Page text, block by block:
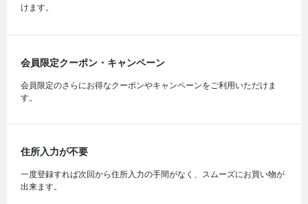
けます。
会員限定クーポン・キャンペーン
会員限定のさらにお得なクーポンやキャンペーンをご利用いただけま
す。
住所入力が不要
一度登録すれば次回から住所入力の手間がなく、スムーズにお買い物が
出来ます。